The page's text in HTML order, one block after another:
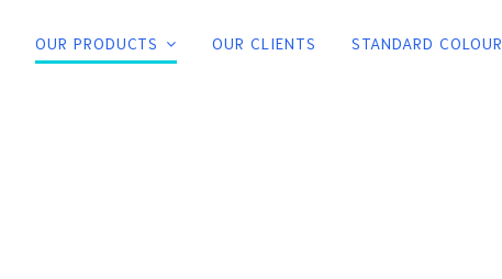
OUR PRODUCTS OUR CLIENTS STANDARD COLOUR